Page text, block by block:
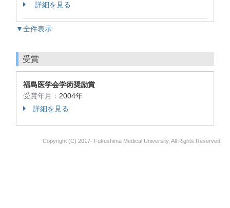
詳細を見る
▼全件表示
受賞
福島医学会学術奨励賞
受賞年月： 2004年
詳細を見る
Copyright (C) 2017- Fukushima Medical University, All Rights Reserved.